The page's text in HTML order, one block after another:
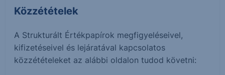
Közzétételek
A Strukturált Értékpapírok megfigyeléseivel,
kifizetéseivel és lejáratával kapcsolatos
közzétételeket az alábbi oldalon tudod követni: